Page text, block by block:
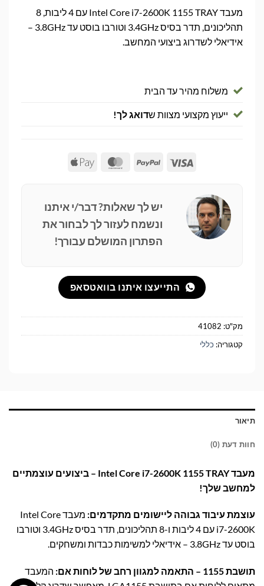
מעבד Intel Core i7-2600K 1155 TRAY עם 4 ליבות, 8
תהליכונים, תדר בסיס 3.4GHz וטורבו בוסט עד 3.8GHz –
אידיאלי לשדרוג ביצועי המחשב.
משלוח מהיר עד הבית
ייעוץ מקצועי מצוות שדואג לך!
Visa
PayPal
MasterCard
Apple
יש לך שאלות? דבר/י איתנו
ונשמח לעזור לך לבחור את
הפתרון המושלם עבורך!
התייעצו איתנו בוואטסאפ
מק"ט: 41082
קטגוריה: כללי
תיאור
חוות דעת (0)
מעבד Intel Core i7-2600K 1155 TRAY – ביצועים עוצמתיים
למחשב שלך!
עוצמת עיבוד גבוהה ליישומים מתקדמים:
מעבד Intel Core
i7-2600K עם 4 ליבות ו-8 תהליכונים, תדר בסיס 3.4GHz וטורבו
בוסט עד 3.8GHz – אידיאלי למשימות כבדות ומשחקים.
תושבת 1155 – התאמה למגוון רחב של לוחות אם:
המעבד